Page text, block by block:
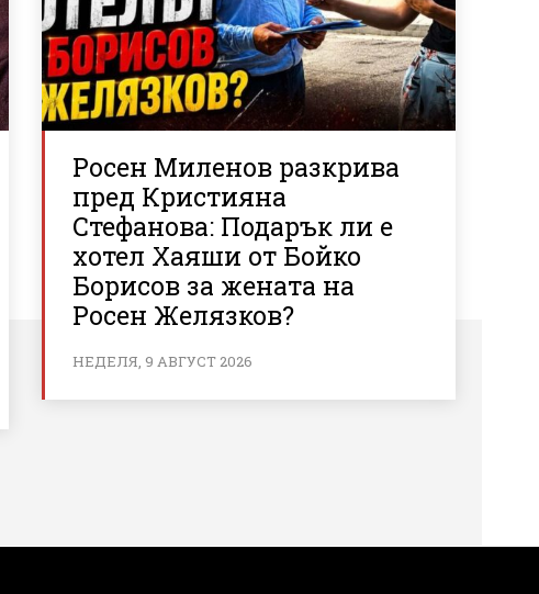
Росен Миленов разкрива
пред Кристияна
Стефанова: Подарък ли е
хотел Хаяши от Бойко
Борисов за жената на
Росен Желязков?
НЕДЕЛЯ, 9 АВГУСТ 2026